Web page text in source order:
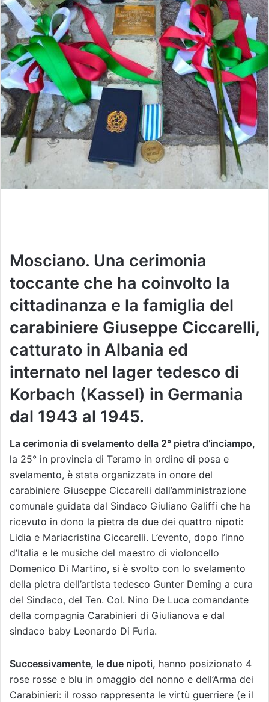
Mosciano. Una cerimonia
toccante che ha coinvolto la
cittadinanza e la famiglia del
carabiniere Giuseppe Ciccarelli,
catturato in Albania ed
internato nel lager tedesco di
Korbach (Kassel) in Germania
dal 1943 al 1945.
La cerimonia di svelamento della 2° pietra d’inciampo,
la 25° in provincia di Teramo in ordine di posa e
svelamento, è stata organizzata in onore del
carabiniere Giuseppe Ciccarelli dall’amministrazione
comunale guidata dal Sindaco Giuliano Galiffi che ha
ricevuto in dono la pietra da due dei quattro nipoti:
Lidia e Mariacristina Ciccarelli. L’evento, dopo l’inno
d’Italia e le musiche del maestro di violoncello
Domenico Di Martino, si è svolto con lo svelamento
della pietra dell’artista tedesco Gunter Deming a cura
del Sindaco, del Ten. Col. Nino De Luca comandante
della compagnia Carabinieri di Giulianova e dal
sindaco baby Leonardo Di Furia.
Successivamente, le due nipoti, hanno posizionato 4
rose rosse e blu in omaggio del nonno e dell’Arma dei
Carabinieri: il rosso rappresenta le virtù guerriere (e il